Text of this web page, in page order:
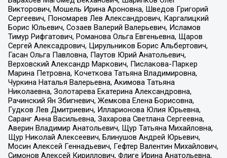
Викторович, Мошель Ирина Ароновна, Шведов Григорий
Сергеевич, Пономарев Лев Александрович, Каргалицкий
Борис Юльевич, Созаев Валерий Валерьевич, Исламов
Тимур Рифгатович, Романова Ольга Евгеньевна, Щаров
Сергей Алексадрович, Цирульников Борис Альбертович,
Гасан Ольга Павловна, Паутов Юрий Анатольевич,
Верховский Александр Маркович, Пислакова-Паркер
Марина Петровна, Кочеткова Татьяна Владимировна,
Чуркина Наталья Валерьевна, Акимова Татьяна
Николаевна, Золотарева Екатерина Александровна,
Рачинский Ян Збигневич, Жемкова Елена Борисовна,
Гудков Лев Дмитриевич, Илларионова Юлия Юрьевна,
Саранг Анна Васильевна, Захарова Светлана Сергеевна,
Аверин Владимир Анатольевич, Щур Татьяна Михайловна,
Щур Николай Алексеевич, Блинушов Андрей Юрьевич,
Мосин Алексей Геннадьевич, Гефтер Валентин Михайлович,
Симонов Алексей Кириллович, Флиге Ирина Анатольевна,